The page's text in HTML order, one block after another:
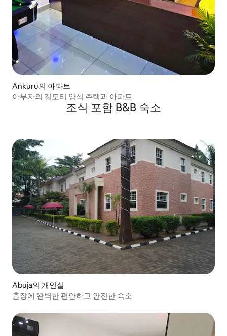
Ankuru의 아파트
아부자의 길도티 양식 주택과 아파트
조식 포함 B&B 숙소
Abuja의 개인실
출장에 완벽한 편안하고 안전한 숙소